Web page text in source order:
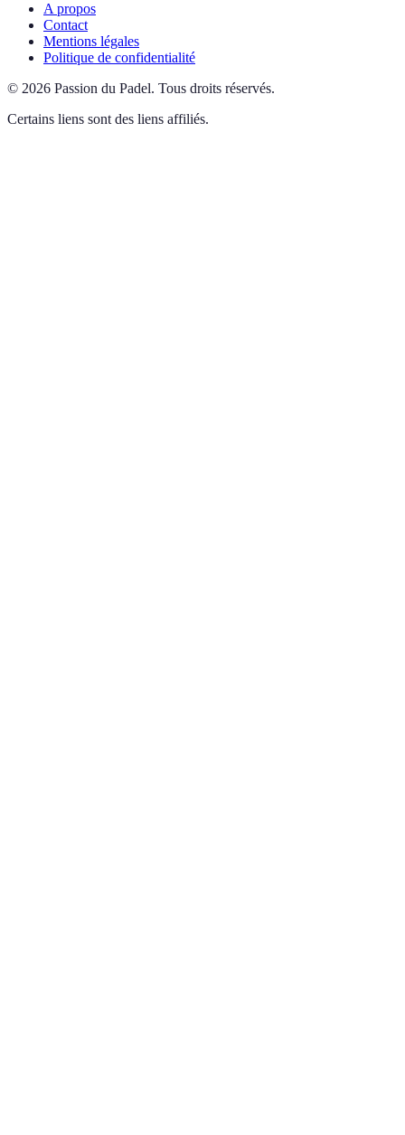
A propos
Contact
Mentions légales
Politique de confidentialité
© 2026 Passion du Padel. Tous droits réservés.
Certains liens sont des liens affiliés.